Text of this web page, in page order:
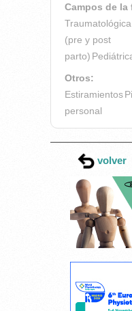
Campos de
Traumatológica
(pre y post
parto)
Otros:
Estiramientos
personal
volver